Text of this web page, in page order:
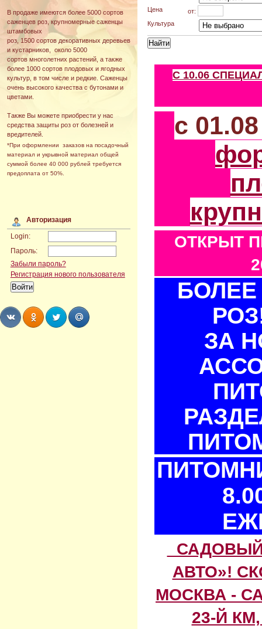
В продаже имеются более 5000 сортов
саженцев роз, крупномерные саженцы
штамбовых
роз, 1500 сортов декоративных деревьев
и кустарников, около 5000
сортов многолетних растений, а также
более 1000 сортов плодовых и ягодных
культур, в том числе и редкие. Саженцы
очень высокого качества с бутонами и
цветами.
Также Вы можете приобрести у нас
средства защиты роз от болезней и
вредителей.
*При оформлении заказов на посадочный
материал и укрывной материал общей
суммой более 40 000 рублей требуется
предоплата от 50%.
Авторизация
Login:
Пароль:
Забыли пароль?
Регистрация нового пользователя
Цена
от:
Культура
С 10.06
с
ОТКРЫТ
БОЛЕЕ
ЗА
АВТО»!
МОСКВА -
23-Й